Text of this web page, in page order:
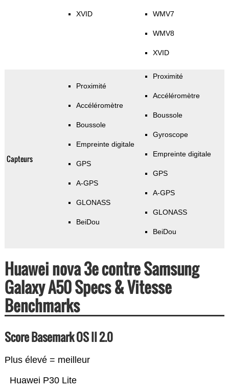
XVID WMV7
WMV8
XVID
Capteurs
Proximité
Accéléromètre
Boussole
Empreinte digitale
GPS
A-GPS
GLONASS
BeiDou
Proximité
Accéléromètre
Boussole
Gyroscope
Empreinte digitale
GPS
A-GPS
GLONASS
BeiDou
Huawei nova 3e contre Samsung
Galaxy A50 Specs & Vitesse
Benchmarks
Score Basemark OS II 2.0
Plus élevé = meilleur
Huawei P30 Lite